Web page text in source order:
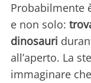
Probabilmente
e non solo:
dinosauri
all’aperto. La
immaginare